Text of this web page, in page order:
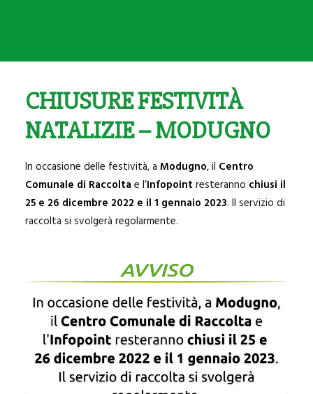
GIOVINAZZO
PALO DEL COLLE
CHIUSURE FESTIVITÀ
NATALIZIE – MODUGNO
In occasione delle festività, a Modugno, il Centro
Comunale di Raccolta e l’Infopoint resteranno chiusi il
25 e 26 dicembre 2022 e il 1 gennaio 2023. Il servizio di
raccolta si svolgerà regolarmente.